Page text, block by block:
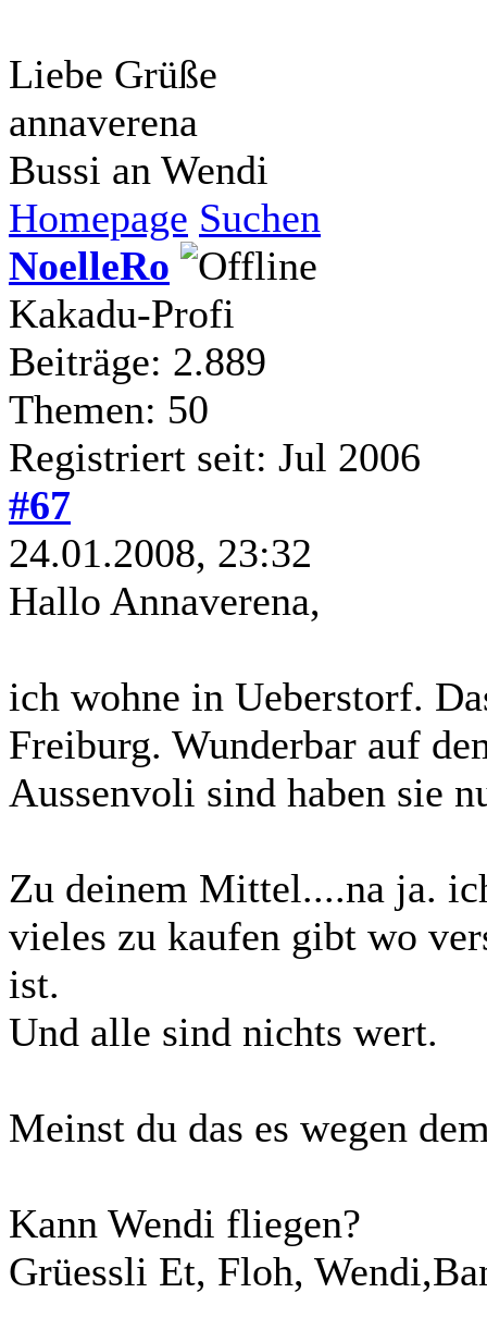
Liebe Grüße
annaverena
Bussi an Wendi
Homepage Suchen
NoelleRo
Kakadu-Profi
Beiträge: 2.889
Themen: 50
Registriert seit: Jul 2006
#67
24.01.2008, 23:32
Hallo Annaverena,
ich wohne in Ueberstorf.
Freiburg. Wunderbar auf
Aussenvoli sind haben sie
Zu deinem Mittel....na ja.
vieles zu kaufen gibt wo
ist.
Und alle sind nichts wert.
Meinst du das es wegen
Kann Wendi fliegen?
Grüessli Et, Floh,